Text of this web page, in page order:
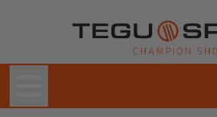
Hopp til innhold